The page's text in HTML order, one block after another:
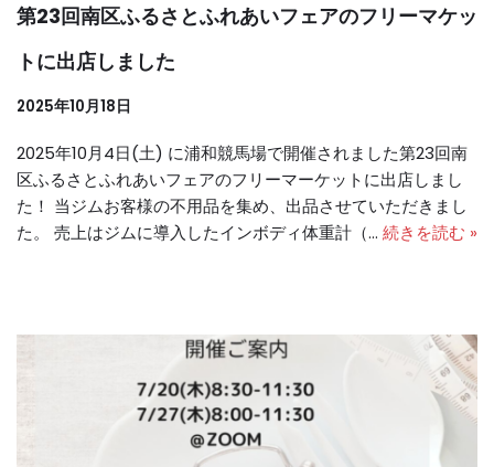
第23回南区ふるさとふれあいフェアのフリーマケッ
トに出店しました
2025年10月18日
2025年10月4日(土) に浦和競馬場で開催されました第23回南
区ふるさとふれあいフェアのフリーマーケットに出店しまし
た！ 当ジムお客様の不用品を集め、出品させていただきまし
た。 売上はジムに導入したインボディ体重計（… 続きを読む »